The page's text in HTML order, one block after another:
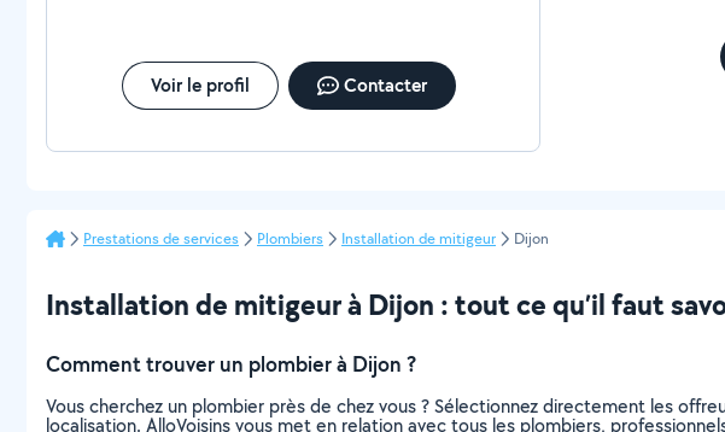
Voir le profil Contacter
Prestations de services Plombiers Installation de mitigeur Dijon
Installation de mitigeur à Dijon : tout ce qu’il faut
Comment trouver un plombier à Dijon ?
Vous cherchez un plombier près de chez vous ? Sélectionnez directement les
localisation. AlloVoisins vous met en relation avec tous les plombiers,